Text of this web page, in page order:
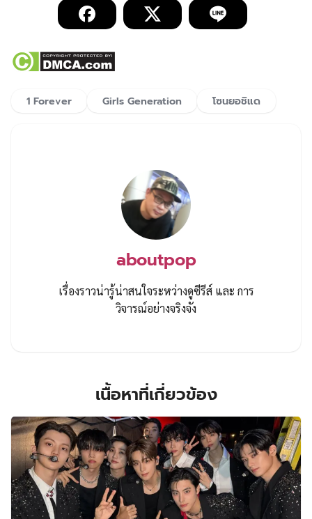
1 Forever Girls Generation โซนยอชิแด
aboutpop
เรื่องราวน่ารู้น่าสนใจระหว่างดูซีรีส์ และ การ
วิจารณ์อย่างจริงจัง
เนื้อหาที่เกี่ยวข้อง